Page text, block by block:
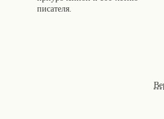
писателя.